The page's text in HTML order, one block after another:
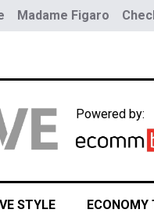
Madame Figaro
Powered by:
STYLE ECONOMY